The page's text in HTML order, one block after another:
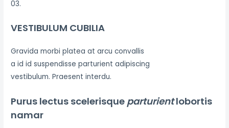
03.
VESTIBULUM CUBILIA
Gravida morbi platea at arcu convallis
a id id suspendisse parturient adipiscing
vestibulum. Praesent interdu.
Purus lectus scelerisque parturientlobortis
namar